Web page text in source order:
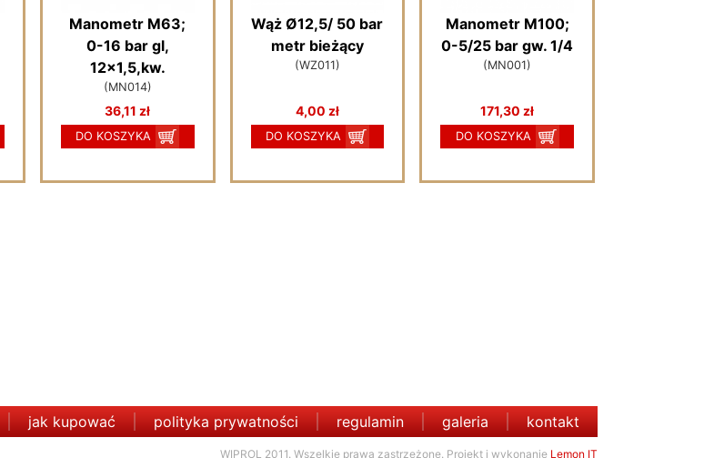
Manometr M63;
0-16 bar gl,
12x1,5,kw.
(MN014)
36,11 zł
DO KOSZYKA
Wąż Ø12,5/ 50 bar
metr bieżący
(WZ011)
4,00 zł
DO KOSZYKA
Manometr M100;
0-5/25 bar gw. 1/4
(MN001)
171,30 zł
DO KOSZYKA
jak kupować polityka prywatności regulamin galeria kontakt
WIPROL 2011. Wszelkie prawa zastrzeżone. Projekt i wykonanie Lemon IT